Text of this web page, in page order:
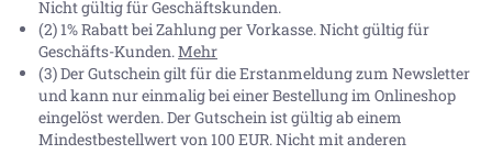
Nicht gültig für Geschäftskunden.
(2) 1% Rabatt bei Zahlung per Vorkasse. Nicht gültig für
Geschäfts-Kunden.Mehr
(3) Der Gutschein gilt für die Erstanmeldung zum Newsletter
und kann nur einmalig bei einer Bestellung im Onlineshop
eingelöst werden. Der Gutschein ist gültig ab einem
Mindestbestellwert von 100 EUR. Nicht mit anderen